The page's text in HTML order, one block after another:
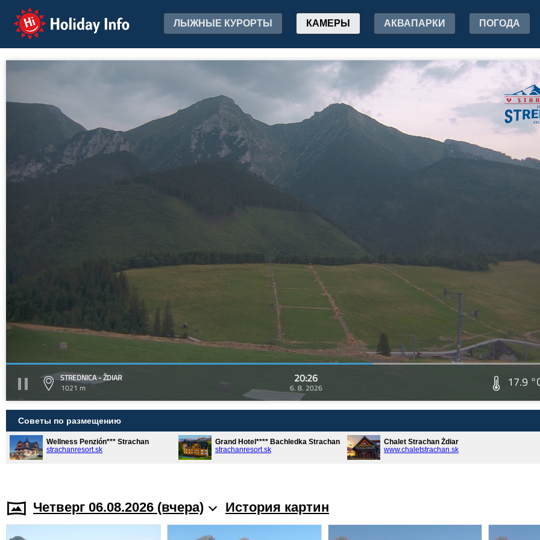
Holiday Info ЛЫЖНЫЕ КУРОРТЫ КАМЕРЫ АКВАПАРКИ ПОГОДА
STREDNICA - ŽDIAR
1021 m
20:26
6. 8. 2026 17.9
Советы по размещению
Wellness Penzión*** Strachan
strachanresort.sk
Grand Hotel**** Bachledka Strachan
strachanresort.sk
Chalet Strachan Ždiar
www.chaletstrachan.sk
Четверг 06.08.2026 (вчера) История картин